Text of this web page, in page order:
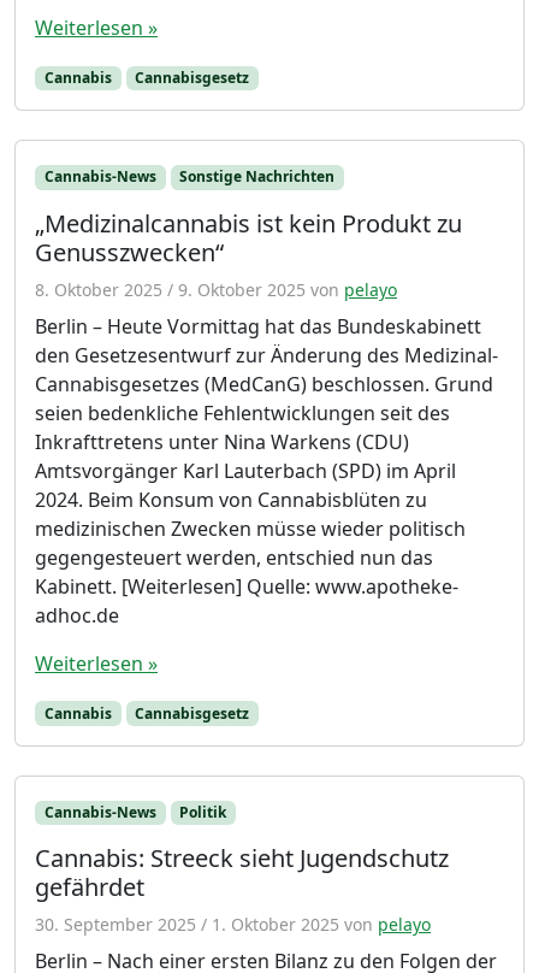
Weiterlesen »
Cannabis Cannabisgesetz
Cannabis-News Sonstige Nachrichten
„Medizinalcannabis ist kein Produkt zu
Genusszwecken“
8. Oktober 2025 / 9. Oktober 2025 von pelayo
Berlin – Heute Vormittag hat das Bundeskabinett
den Gesetzesentwurf zur Änderung des Medizinal-
Cannabisgesetzes (MedCanG) beschlossen. Grund
seien bedenkliche Fehlentwicklungen seit des
Inkrafttretens unter Nina Warkens (CDU)
Amtsvorgänger Karl Lauterbach (SPD) im April
2024. Beim Konsum von Cannabisblüten zu
medizinischen Zwecken müsse wieder politisch
gegengesteuert werden, entschied nun das
Kabinett. [Weiterlesen] Quelle: www.apotheke-
adhoc.de
Weiterlesen »
Cannabis Cannabisgesetz
Cannabis-News Politik
Cannabis: Streeck sieht Jugendschutz
gefährdet
30. September 2025 / 1. Oktober 2025 von pelayo
Berlin – Nach einer ersten Bilanz zu den Folgen der